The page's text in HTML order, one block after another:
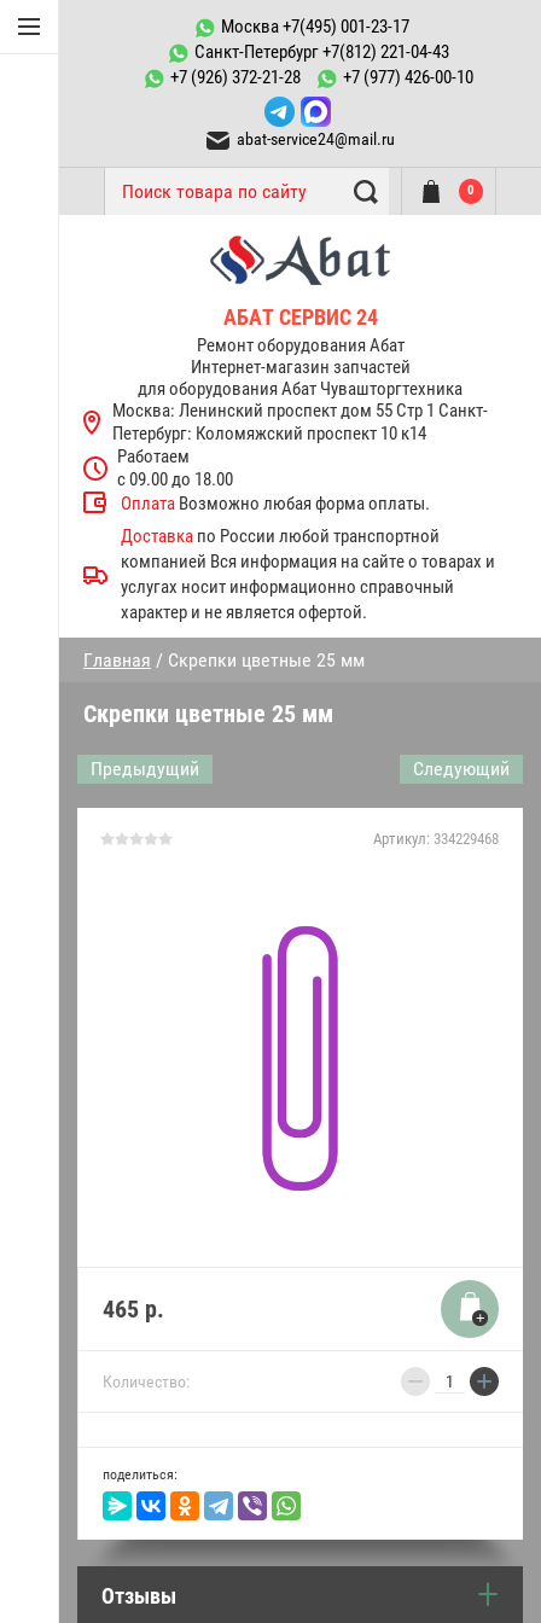
Конфорки Abat
Запчасти к
пароконвектоматам ПКА
Запчасти тестомесов ТМС
Переключатели, пускатели
Запчасти к котлам
пищеварочным КПЭМ Abat
Запчасти к электрическим
плитам Abat
Терморегуляторы
термостаты Abat
Запчасти к посудомоечным
машинам МПК
Прочие запчасти Abat
Дверки духовки
Запчасти конвекционных
печей
Запчасти к газовым плитам
Моющие средства
Москва +7(495) 001-23-17
Санкт-Петербург +7(812) 221-04-43
+7 (926) 372-21-28
+7 (977) 426-00-10
abat-service24@mail.ru
0
АБАТ СЕРВИС 24
Ремонт оборудования Абат
Интернет-магазин запчастей
для оборудования Абат Чувашторгтехника
Москва: Ленинский проспект дом 55 Стр 1 Санкт-
Петербург: Коломяжский проспект 10 к14
Работаем
с 09.00 до 18.00
Оплата Возможно любая форма оплаты.
Доставка по России любой транспортной
компанией Вся информация на сайте о товарах и
услугах носит информационно справочный
характер и не является офертой.
Главная / Cкрепки цветные 25 мм
Cкрепки цветные 25 мм
Предыдущий Следующий
Артикул: 334229468
465 р.
Количество: − +
поделиться:
Отзывы